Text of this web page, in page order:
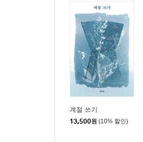
계절 쓰기
13,500원 (10% 할인)